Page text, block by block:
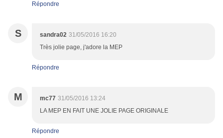
Répondre
S sandra02 31/05/2016 16:20
Très jolie page, j'adore la MEP
Répondre
M mc77 31/05/2016 13:24
LA MEP EN FAIT UNE JOLIE PAGE ORIGINALE
Répondre